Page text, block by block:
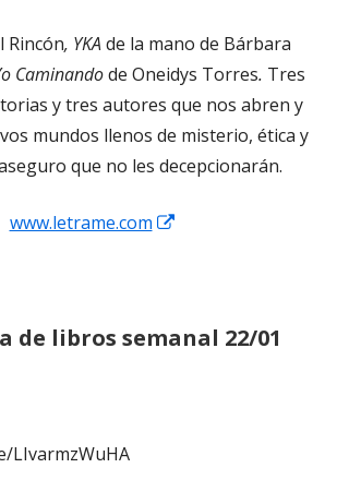
una
ventana
nueva
Rincón, YKAde la mano de Bárbara
Caminandode Oneidys Torres. Tres
y tres autores que nos abren y
mundos llenos de misterio, ética y
que no les decepcionarán.
www.letrame.com
nueva
de libros semanal 22/01
LIvarmzWuHA